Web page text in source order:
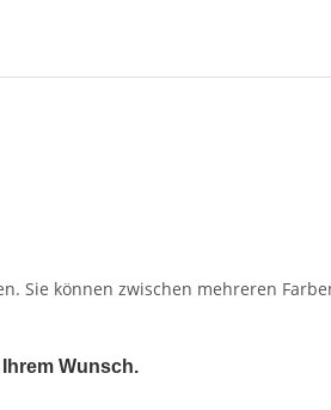
Sie können zwischen mehreren
Wunsch.